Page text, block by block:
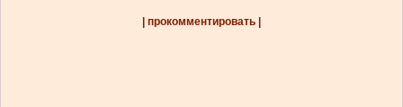
| прокомментировать |